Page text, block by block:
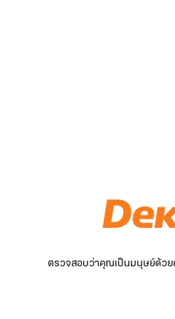
ตรวจสอบว่าคุณเป็นมนุษย์ด้วย